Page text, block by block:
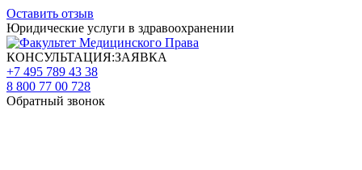
Оставить отзыв
Юридические услуги в здравоохранении
КОНСУЛЬТАЦИЯ:ЗАЯВКА
+7 495 789 43 38
8 800 77 00 728
Обратный звонок